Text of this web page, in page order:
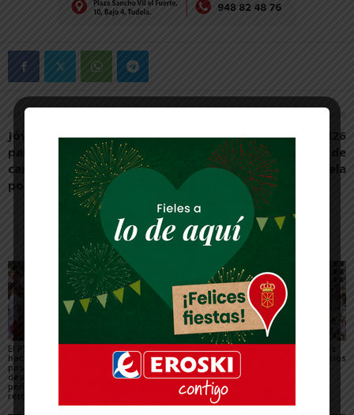
Artículo anterior
Jóvenes en bicicleta
participan en un
campamento itinerante
por la Ribera de Navarra
Artículo siguiente
Educación otorga 140.426
euros para la Escuela de
Música de Tudela
Artículos relacionados Más del autor
El PSN-PSOE de Tudela
hace un balance
positivo de las fiestas,
destaca el papel de las
peñas y plantea los
retos para mejorarlas
Toquero destaca la
convivencia y la caída
de los delitos en el
balance de las Fiestas
de Santa Ana 2026
Gigantes y Cabezudos
en Tudela 2026: horarios
Fiestas de Santa Ana